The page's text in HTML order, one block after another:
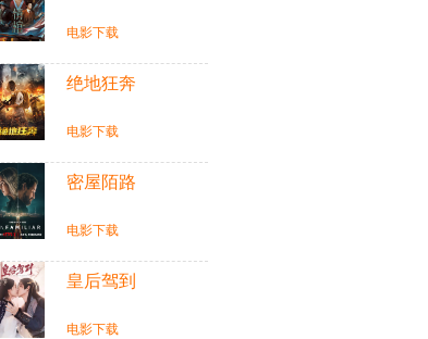
电影下载
绝地狂奔
电影下载
密屋陌路
电影下载
皇后驾到
电影下载